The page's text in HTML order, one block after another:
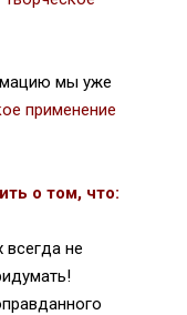
мы уже
применение
о том, что:
не